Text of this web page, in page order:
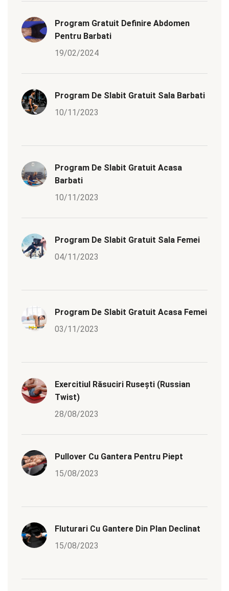
Program Gratuit Definire Abdomen
Pentru Barbati
19/02/2024
Program De Slabit Gratuit Sala Barbati
10/11/2023
Program De Slabit Gratuit Acasa
Barbati
10/11/2023
Program De Slabit Gratuit Sala Femei
04/11/2023
Program De Slabit Gratuit Acasa Femei
03/11/2023
Exercitiul Răsuciri Rusești (Russian
Twist)
28/08/2023
Pullover Cu Gantera Pentru Piept
15/08/2023
Fluturari Cu Gantere Din Plan Declinat
15/08/2023